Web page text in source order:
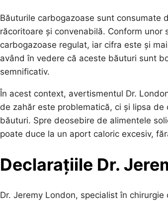
Băuturile carbogazoase sunt consumate
răcoritoare și convenabilă. Conform
carbogazoase regulat, iar cifra este și
având în vedere că aceste băuturi sunt
semnificativ.
În acest context, avertismentul Dr.
de zahăr este problematică, ci și lipsa
băuturi. Spre deosebire de alimentele
poate duce la un aport caloric excesiv,
Declarațiile Dr.
Dr. Jeremy London, specialist în